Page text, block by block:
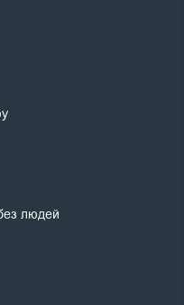
людей